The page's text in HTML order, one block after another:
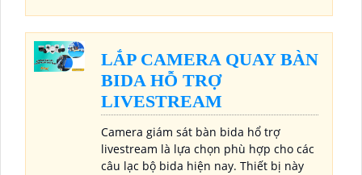
LẮP CAMERA QUAY BÀN
BIDA HỖ TRỢ
LIVESTREAM
Camera giám sát bàn bida hổ trợ
livestream là lựa chọn phù hợp cho các
câu lạc bộ bida hiện nay. Thiết bị này